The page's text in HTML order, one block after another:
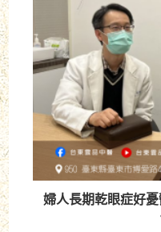
婦人長期乾眼症好